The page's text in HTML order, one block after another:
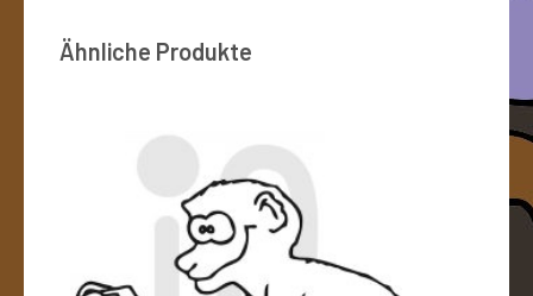
Ähnliche Produkte